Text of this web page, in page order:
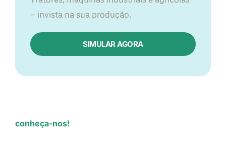
— invista na sua produção.
SIMULAR AGORA
conheça-nos!